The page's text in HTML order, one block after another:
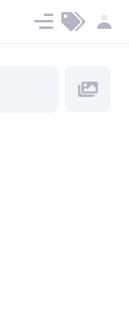
ve Planlar